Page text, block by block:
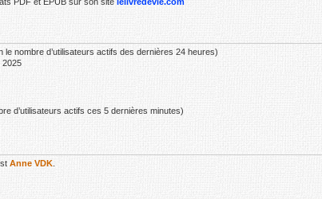
nombre d’utilisateurs actifs des dernières 24 heures)
2025
d’utilisateurs actifs ces 5 dernières minutes)
Anne VDK